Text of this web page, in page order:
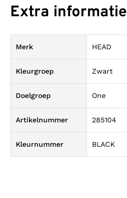
Extra informatie
Merk HEAD
Kleurgroep Zwart
Doelgroep One
Artikelnummer 285104
Kleurnummer BLACK